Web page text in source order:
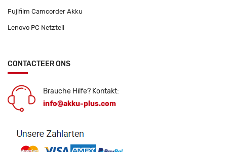
Fujifilm Camcorder Akku
Lenovo PC Netzteil
CONTACTEER ONS
Brauche Hilfe? Kontakt:
info@akku-plus.com